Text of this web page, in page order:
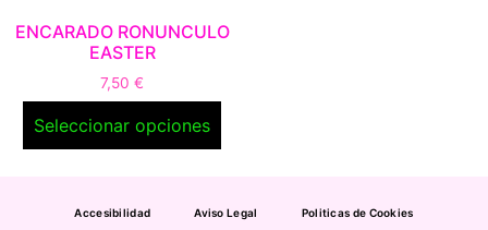
ENCARADO RONUNCULO
EASTER
7,50 €
Seleccionar opciones
Accesibilidad Aviso Legal Politicas de Cookies